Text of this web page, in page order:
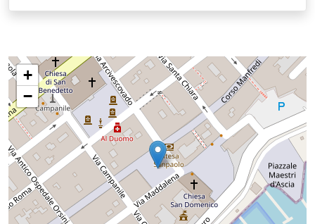
+
−